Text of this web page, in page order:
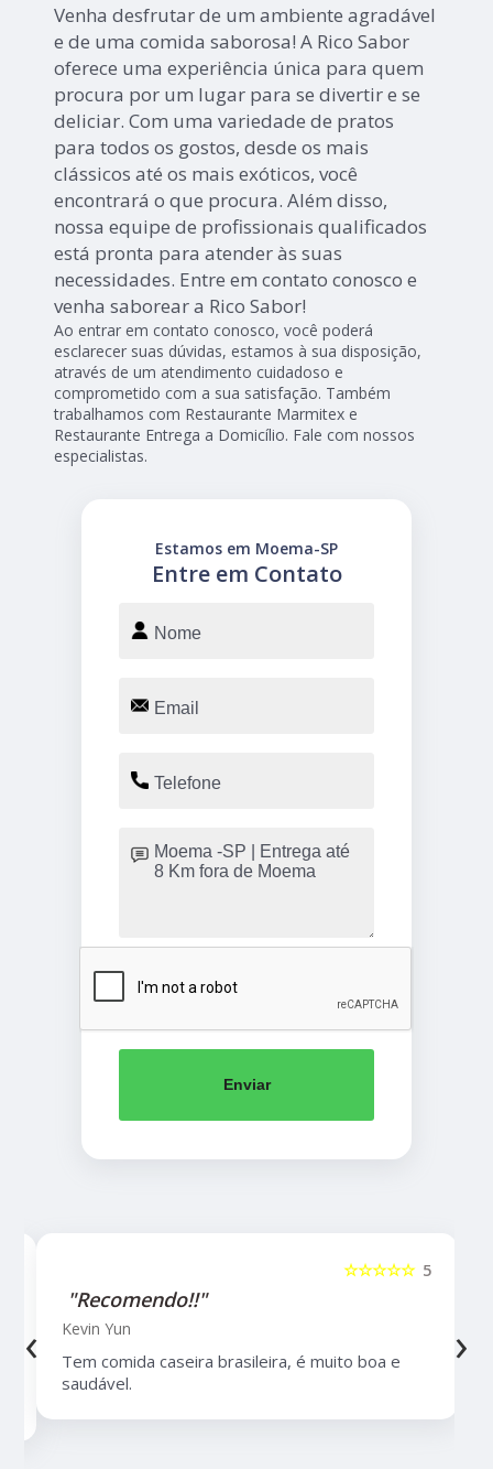
Venha desfrutar de um ambiente agradável
e de uma comida saborosa! A Rico Sabor
oferece uma experiência única para quem
procura por um lugar para se divertir e se
deliciar. Com uma variedade de pratos
para todos os gostos, desde os mais
clássicos até os mais exóticos, você
encontrará o que procura. Além disso,
nossa equipe de profissionais qualificados
está pronta para atender às suas
necessidades. Entre em contato conosco e
venha saborear a Rico Sabor!
Ao entrar em contato conosco, você poderá
esclarecer suas dúvidas, estamos à sua disposição,
através de um atendimento cuidadoso e
comprometido com a sua satisfação. Também
trabalhamos com Restaurante Marmitex e
Restaurante Entrega a Domicílio. Fale com nossos
especialistas.
Entre em Contato
Estamos em Moema-SP
Enviar
5
☆☆☆☆☆
"Recomendo!!"
Kevin Yun
Tem comida caseira brasileira, é muito boa e
saudável.
‹ ›